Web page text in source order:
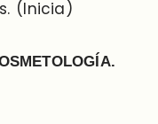
(Inicia)